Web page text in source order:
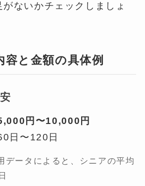
がないかチェックしましょ
容と金額の具体例
円〜10,000円
日〜120日
データによると、シニアの平均